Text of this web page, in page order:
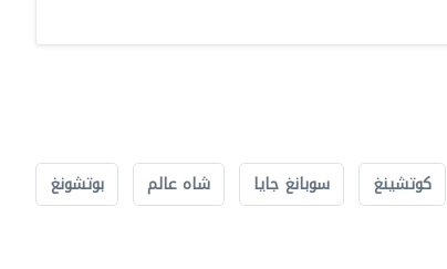
كوتشينغ سوبانغ جايا شاه عالم بوتشونغ